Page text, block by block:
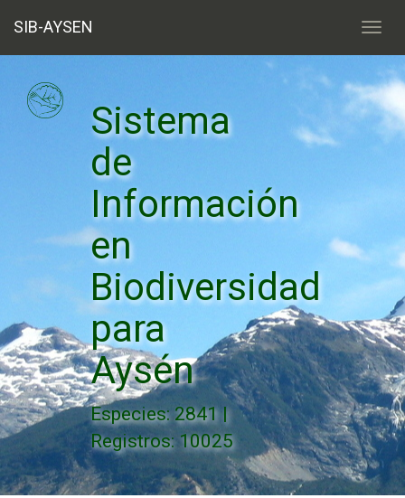
SIB-AYSEN
Sistema
de
Información
en
Biodiversidad
para
Aysén
Especies: 2841 |
Registros: 10025